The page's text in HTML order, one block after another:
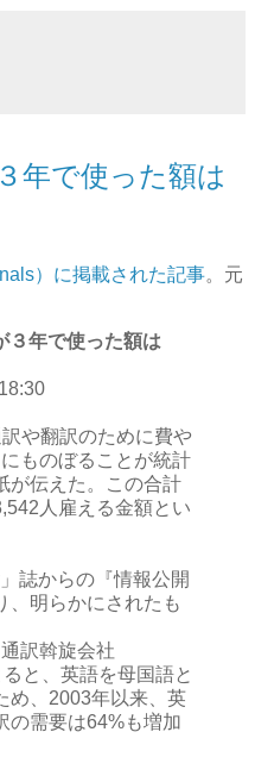
年で使った額は
）に掲載された記事。元
年で使った額は
や翻訳のために費や
ものぼることが統計
が伝えた。この合計
人雇える金額とい
誌からの『情報公開
、明らかにされたも
訳斡旋会社
と、英語を母国語と
め、2003年以来、英
の需要は64%も増加